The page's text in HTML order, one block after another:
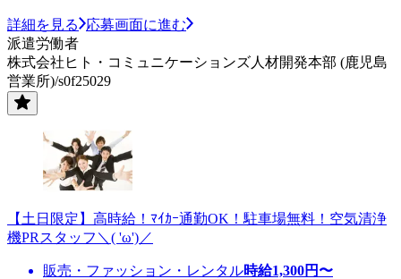
詳細を見る
応募画面に進む
派遣労働者
株式会社ヒト・コミュニケーションズ人材開発本部 (鹿児島
営業所)/s0f25029
【土日限定】高時給！ﾏｲｶｰ通勤OK！駐車場無料！空気清浄
機PRスタッフ＼( 'ω')／
販売・ファッション・レンタル時給1,300円〜